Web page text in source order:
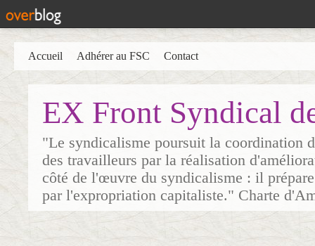
EX Front Syndical
"Le syndicalisme poursuit la coordination
des travailleurs par la réalisation
côté de l'œuvre du syndicalisme : il
par l'expropriation capitaliste." Charte
Accueil Adhérer au FSC Contact